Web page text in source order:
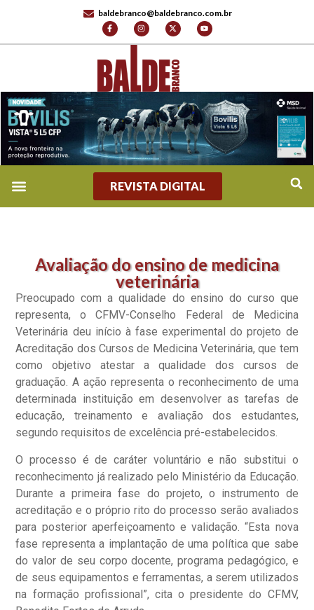
baldebranco@baldebranco.com.br
REVISTA DIGITAL
Avaliação do ensino de medicina
veterinária
Preocupado com a qualidade do ensino do curso que
representa, o CFMV-Conselho Federal de Medicina
Veterinária deu início à fase experimental do projeto de
Acreditação dos Cursos de Medicina Veterinária, que tem
como objetivo atestar a qualidade dos cursos de
graduação. A ação representa o reconhecimento de uma
determinada instituição em desenvolver as tarefas de
educação, treinamento e avaliação dos estudantes,
segundo requisitos de excelência pré-estabelecidos.
O processo é de caráter voluntário e não substitui o
reconhecimento já realizado pelo Ministério da Educação.
Durante a primeira fase do projeto, o instrumento de
acreditação e o próprio rito do processo serão avaliados
para posterior aperfeiçoamento e validação. “Esta nova
fase representa a implantação de uma política que sabe
do valor de seu corpo docente, programa pedagógico, e
de seus equipamentos e ferramentas, a serem utilizados
na formação profissional”, cita o presidente do CFMV,